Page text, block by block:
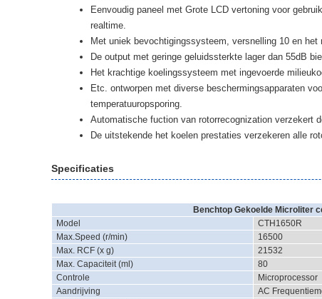
Eenvoudig paneel met Grote LCD vertoning voor
realtime.
Met uniek bevochtigingssysteem, versnelling 10 en
De output met geringe geluidssterkte lager dan 55dB
Het krachtige koelingssysteem met ingevoerde
Etc. ontworpen met diverse beschermingsapparaten
temperatuuropsporing.
Automatische fuction van rotorrecognization verzekert
De uitstekende het koelen prestaties verzekeren alle
Specificaties
Benchtop Gekoelde Microliter
Model
CTH1650R
Max.Speed (r/min)
16500
Max. RCF (x g)
21532
Max. Capaciteit (ml)
80
Controle
Microprocessor
Aandrijving
AC